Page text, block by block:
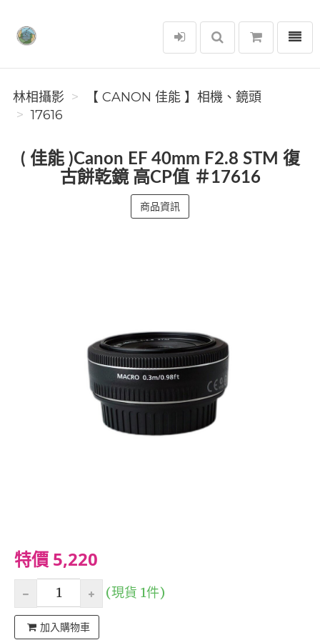
林相攝影
選單
林相攝影
【 CANON 佳能 】相機、鏡頭
17616
( 佳能 )Canon EF 40mm F2.8 STM 復
古餅乾鏡 高CP值 ＃17616
商品資訊
特價 5,220
(現貨 1件)
加入購物車